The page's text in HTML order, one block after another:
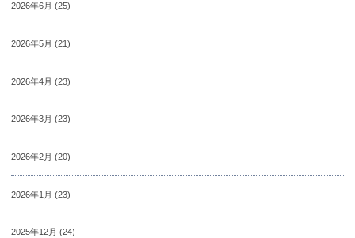
2026年6月 (25)
2026年5月 (21)
2026年4月 (23)
2026年3月 (23)
2026年2月 (20)
2026年1月 (23)
2025年12月 (24)